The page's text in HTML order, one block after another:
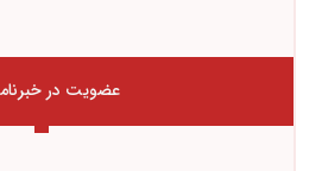
عضویت در